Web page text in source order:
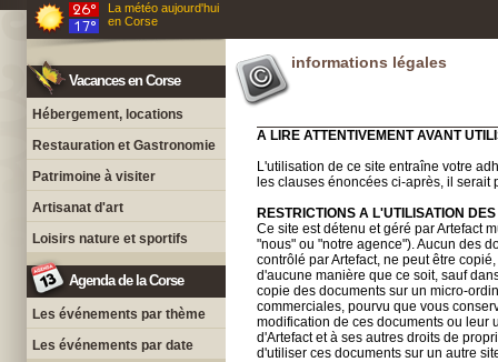
La météo aujourd'hui
en Corse
Vacances en Corse
Hébergement, locations
Restauration et Gastronomie
Patrimoine à visiter
Artisanat d'art
Loisirs nature et sportifs
Agenda de la Corse
Les événements par thème
Les événements par date
informations légales
A LIRE ATTENTIVEMENT AVANT
L'utilisation de ce site entraîne votre
les clauses énoncées ci-après, il
RESTRICTIONS A L'UTILISATION
Ce site est détenu et géré par Artefact
"nous" ou "notre agence"). Aucun des
contrôlé par Artefact, ne peut être
d'aucune manière que ce soit, sauf
copie des documents sur un micro-
commerciales, pourvu que vous
modification de ces documents ou leur
d'Artefact et à ses autres droits de
d'utiliser ces documents sur un autre